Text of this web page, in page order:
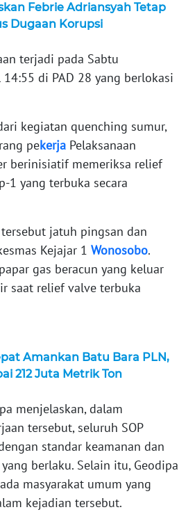
Febrie Adriansyah Tetap
Dugaan Korupsi
terjadi pada Sabtu
di PAD 28 yang berlokasi
kegiatan quenching sumur,
pekerja Pelaksanaan
berinisiatif memeriksa relief
1 yang terbuka secara
jatuh pingsan dan
Kejajar 1 Wonosobo.
gas beracun yang keluar
saat relief valve terbuka
Amankan Batu Bara PLN,
212 Juta Metrik Ton
menjelaskan, dalam
tersebut, seluruh SOP
standar keamanan dan
berlaku. Selain itu, Geodipa
masyarakat umum yang
kejadian tersebut.